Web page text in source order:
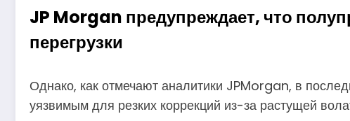
JP Morgan предупреждает, что
перегрузки
Однако, как отмечают аналитики JPMorgan, в
уязвимым для резких коррекций из-за растущей